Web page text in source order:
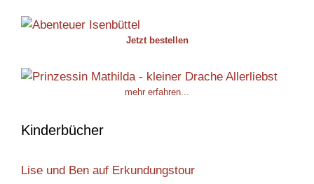
Jetzt bestellen
mehr erfahren...
Kinderbücher
Lise und Ben auf Erkundungstour